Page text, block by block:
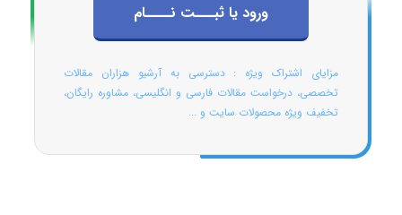
ورود یا ثبـــت نــــام
مزایای اشتراک ویژه : دسترسی به آرشیو هزاران مقالات
تخصصی، درخواست مقالات فارسی و انگلیسی، مشاوره رایگان،
تخفیف ویژه محصولات سایت و ...